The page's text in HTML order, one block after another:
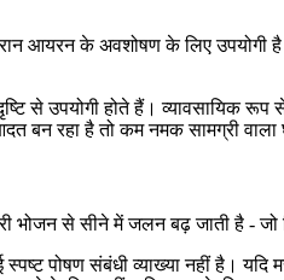
आयरन के अवशोषण के लिए उपयोगी
उपयोगी होते हैं। व्यावसायिक
रहा है तो कम नमक सामग्री वाला
भोजन से सीने में जलन बढ़ जाती है -
संबंधी व्याख्या नहीं है। यदि